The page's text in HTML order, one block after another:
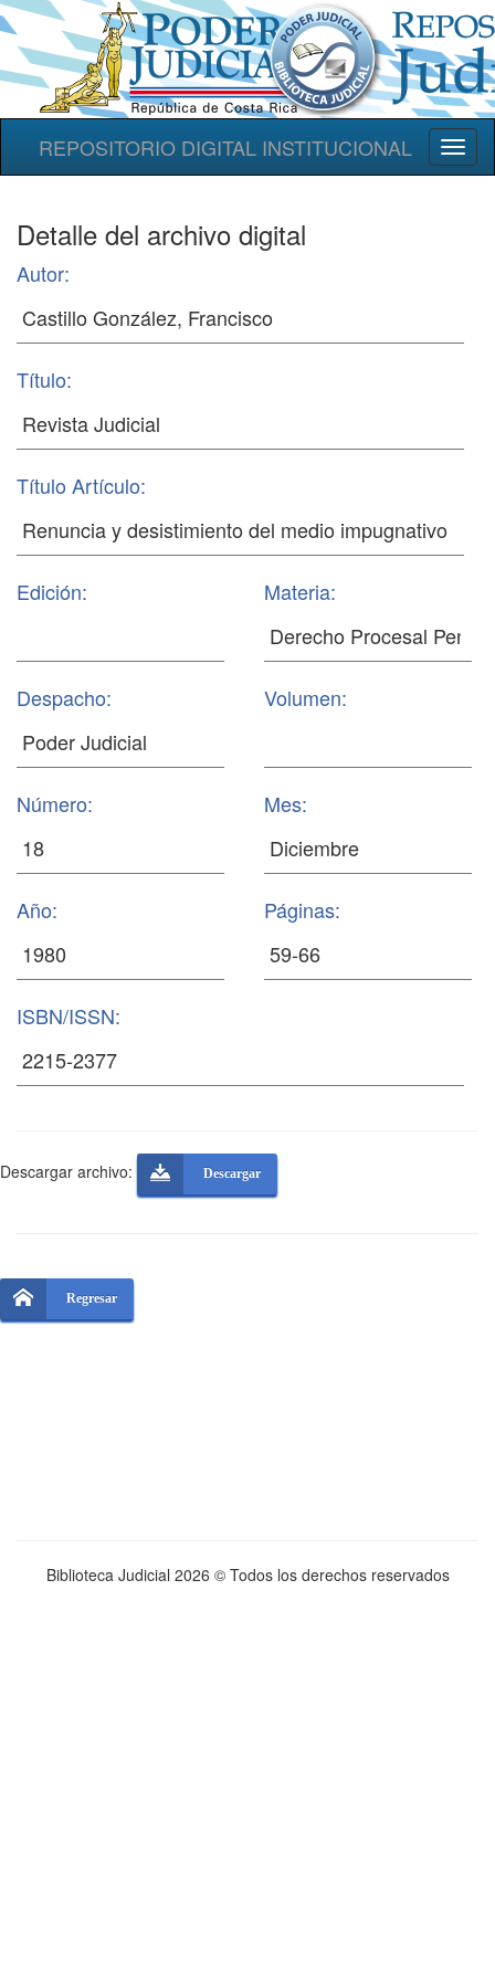
REPOSITORIO DIGITAL INSTITUCIONAL
Detalle del archivo digital
Autor:
Título:
Título Artículo:
Edición: Materia:
Despacho: Volumen:
Número: Mes:
Año: Páginas:
ISBN/ISSN:
Descargar archivo: Descargar
Regresar
Biblioteca Judicial 2026 © Todos los derechos reservados